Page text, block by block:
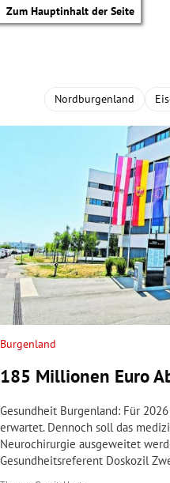
Zum Hauptinhalt der Seite
Untermenü
Untermenü
Untermenü
Nordburgenland
Burgenland
185 Millionen Euro
Gesundheit Burgenland: Für
erwartet. Dennoch soll das
Neurochirurgie ausgeweitet
Gesundheitsreferent Doskozil